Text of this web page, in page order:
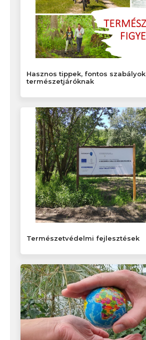
Hasznos tippek, fontos szabályok
természetjáróknak
Természetvédelmi fejlesztések